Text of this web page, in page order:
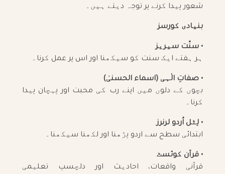
شعور پیدا کرنے پر توجہ دیتے ہیں۔
بنیادی کورسز
• سنّت سیریز
ہر ہفتے ایک سنت کو سیکھنا اور اس پر عمل کرنا۔
• صفاتِ الٰہی (اسماء الحسنیٰ)
بچوں کے دلوں میں اپنے رب کی محبت اور پہچان پیدا
کرنا۔
• لِٹل اُردو لرنرز
ابتدائی سطح سے اردو پڑھنا اور لکھنا سیکھنا۔
• قرآن کوئسٹ
قرآنی واقعات، احادیث اور دلچسپ تعلیمی